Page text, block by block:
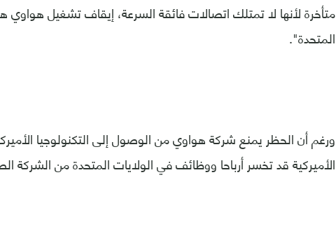
متأخرة لأنها لا تمتلك اتصالات فائقة السرعة، إيقاف تشغيل هواوي
المتحدة".
ورغم أن الحظر يمنع شركة هواوي من الوصول إلى التكنولوجيا
الأميركية قد تخسر أرباحا ووظائف في الولايات المتحدة من الشركة